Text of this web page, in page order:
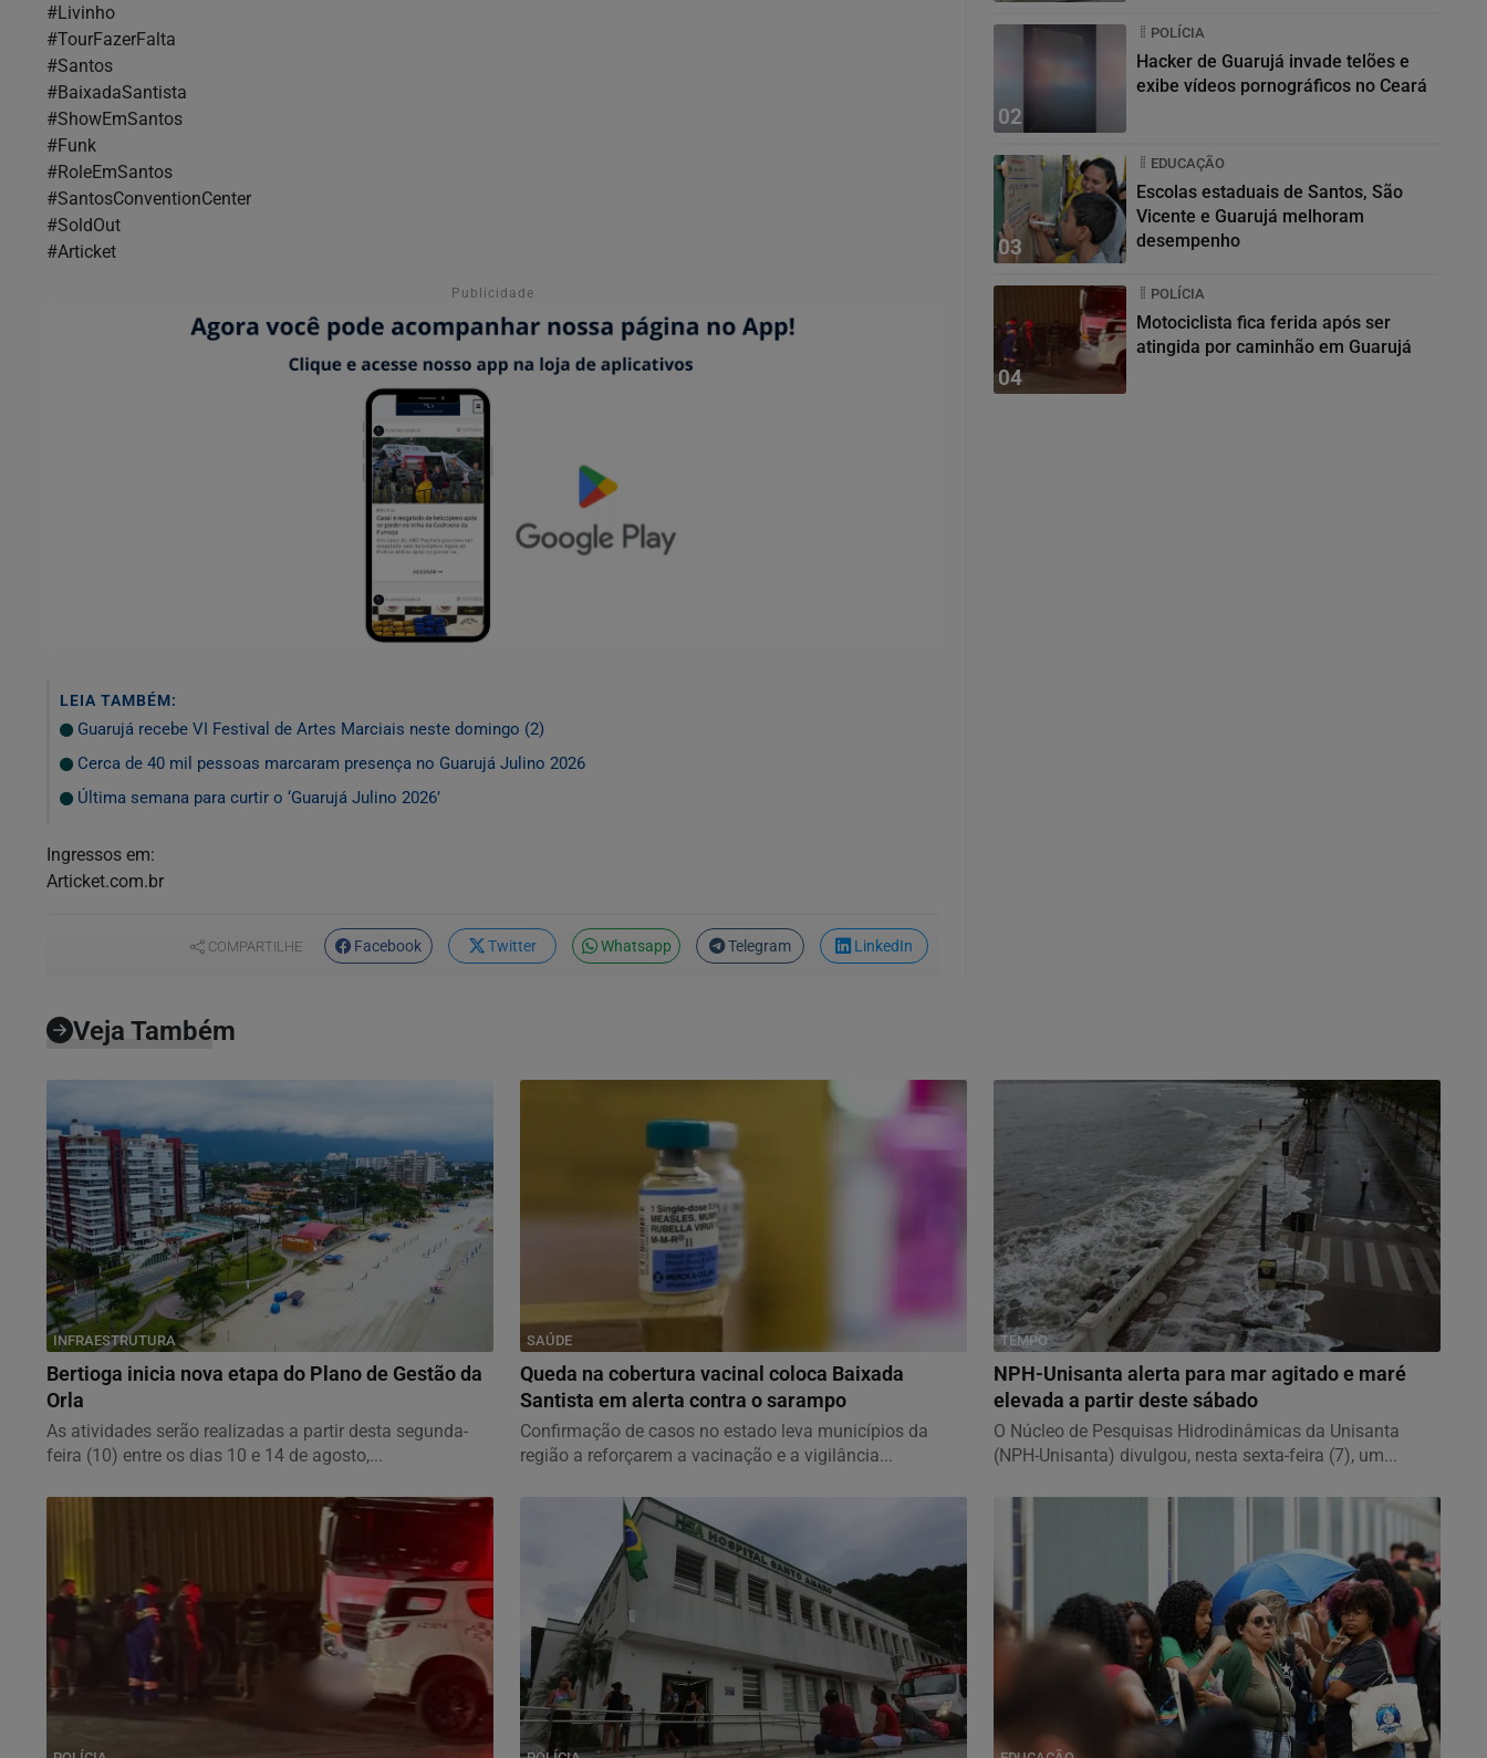
#Livinho
#TourFazerFalta
#Santos
#BaixadaSantista
#ShowEmSantos
#Funk
#RoleEmSantos
#SantosConventionCenter
#SoldOut
#Articket
Publicidade
LEIA TAMBÉM:
Guarujá recebe VI Festival de Artes Marciais neste domingo (2)
Cerca de 40 mil pessoas marcaram presença no Guarujá Julino 2026
Última semana para curtir o ‘Guarujá Julino 2026’
Ingressos em:
Articket.com.br
COMPARTILHE Facebook Twitter Whatsapp Telegram LinkedIn
02
POLÍCIA
Hacker de Guarujá invade telões e
exibe vídeos pornográficos no Ceará
03
EDUCAÇÃO
Escolas estaduais de Santos, São
Vicente e Guarujá melhoram
desempenho
04
POLÍCIA
Motociclista fica ferida após ser
atingida por caminhão em Guarujá
Veja Também
INFRAESTRUTURA
Bertioga inicia nova etapa do Plano de Gestão da
Orla
As atividades serão realizadas a partir desta segunda-
feira (10) entre os dias 10 e 14 de agosto,...
SAÚDE
Queda na cobertura vacinal coloca Baixada
Santista em alerta contra o sarampo
Confirmação de casos no estado leva municípios da
região a reforçarem a vacinação e a vigilância...
TEMPO
NPH-Unisanta alerta para mar agitado e maré
elevada a partir deste sábado
O Núcleo de Pesquisas Hidrodinâmicas da Unisanta
(NPH-Unisanta) divulgou, nesta sexta-feira (7), um...